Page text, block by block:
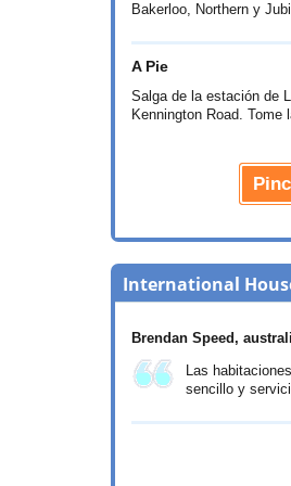
Bakerloo, Northern y
A Pie
Salga de la estación de
Kennington Road. Tome
International
Brendan Speed ,
Las
sencillo y